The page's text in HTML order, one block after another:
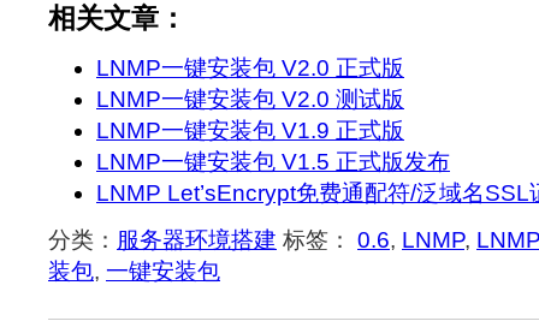
相关文章：
LNMP一键安装包 V2.0 正式版
LNMP一键安装包 V2.0 测试版
LNMP一键安装包 V1.9 正式版
LNMP一键安装包 V1.5 正式版发布
LNMP Let’sEncrypt免费通配符/泛域名SSL
分类： 服务器环境搭建 标签： 0.6, LNMP,
装包, 一键安装包